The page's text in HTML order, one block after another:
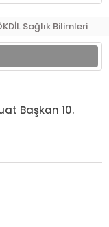
Sağlık Bilimleri
Başkan 10.